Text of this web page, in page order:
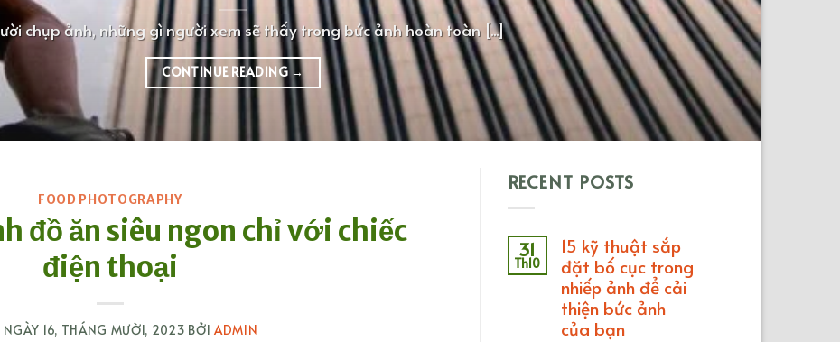
chụp ảnh, những gì người xem sẽ thấy trong bức ảnh hoàn toàn [...]
CONTINUE READING→
FOOD PHOTOGRAPHY
đồ ăn siêu ngon chỉ với chiếc
điện thoại
16, THÁNG MƯỜI, 2023 BỞI ADMIN
RECENT POSTS
31
Th10
15 kỹ thuật sắp
đặt bố cục trong
nhiếp ảnh để cải
thiện bức ảnh
của bạn